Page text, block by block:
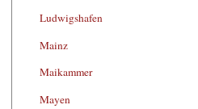
Ludwigshafen
Mainz
Maikammer
Mayen